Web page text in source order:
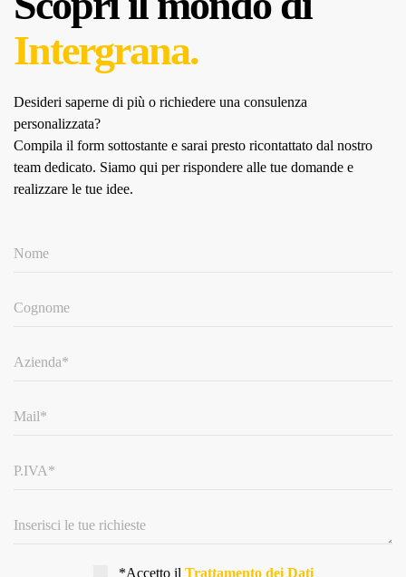
Intergrana.
Desideri saperne di più o richiedere una consulenza
personalizzata?
Compila il form sottostante e sarai presto ricontattato dal nostro
team dedicato. Siamo qui per rispondere alle tue domande e
realizzare le tue idee.
*Accetto il Trattamento dei Dati